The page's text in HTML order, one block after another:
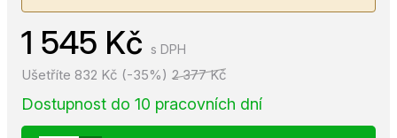
1 545 Kč s DPH
2 377 Kč
Ušetříte 832 Kč (-35%)
Dostupnost do 10 pracovních dní